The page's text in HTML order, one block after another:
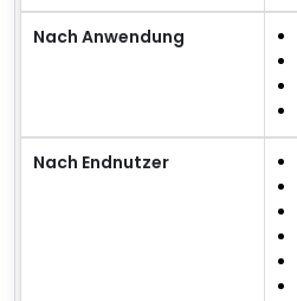
Nach Anwendung
Nach Endnutzer